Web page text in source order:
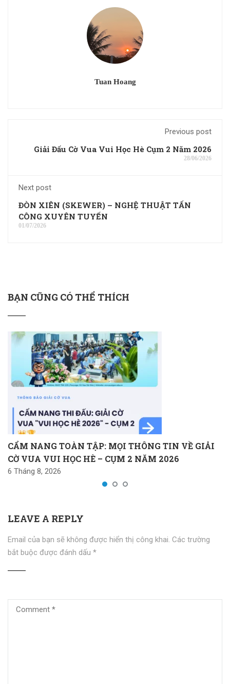
Tuan Hoang
Previous post
Giải Đấu Cờ Vua Vui Học Hè Cụm 2 Năm 2026
28/06/2026
Next post
ĐÒN XIÊN (SKEWER) – NGHỆ THUẬT TẤN
CÔNG XUYÊN TUYẾN
01/07/2026
BẠN CŨNG CÓ THỂ THÍCH
CẨM NANG TOÀN TẬP: MỌI THÔNG TIN VỀ GIẢI
CỜ VUA VUI HỌC HÈ – CỤM 2 NĂM 2026
6 Tháng 8, 2026
LEAVE A REPLY
Email của bạn sẽ không được hiển thị công khai. Các trường
bắt buộc được đánh dấu *